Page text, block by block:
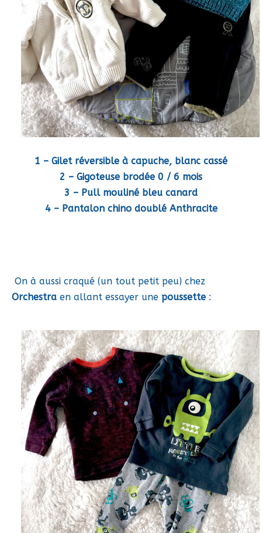
1 – Gilet réversible à capuche, blanc cassé
2 – Gigoteuse brodée 0 / 6 mois
3 – Pull mouliné bleu canard
4 – Pantalon chino doublé Anthracite
On à aussi craqué (un tout petit peu) chez
Orchestra en allant essayer une poussette :